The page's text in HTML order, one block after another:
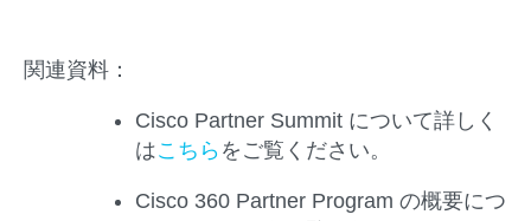
関連資料：
Cisco Partner Summit について詳しく
はこちら をご覧ください。
Cisco 360 Partner Program の概要につ